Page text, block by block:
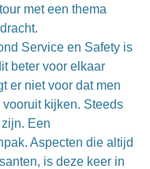
met een thema
Service en Safety is
beter voor elkaar
er niet voor dat men
kijken. Steeds
Een
Aspecten die altijd
is deze keer in